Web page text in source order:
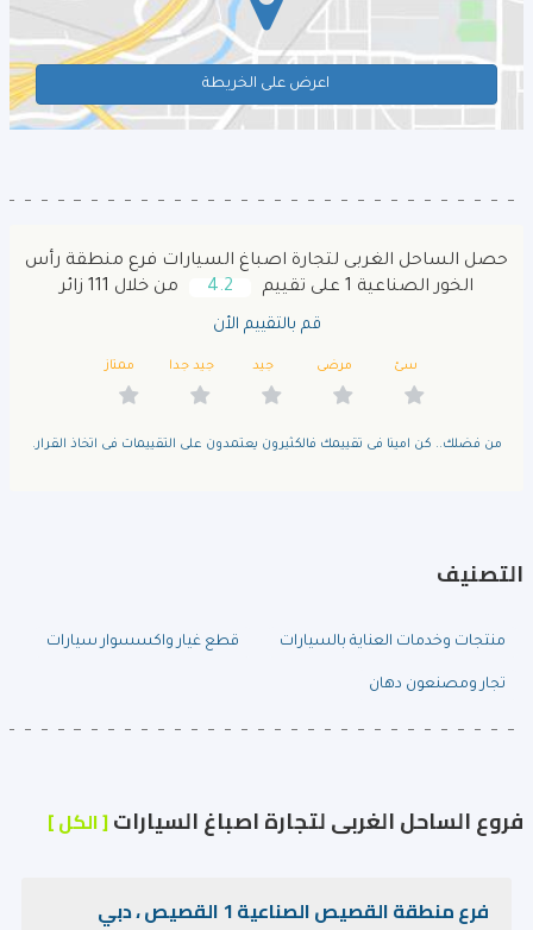
اعرض على الخريطة
حصل الساحل الغربى لتجارة اصباغ السيارات فرع منطقة رأس
الخور الصناعية 1 على تقييم
4.2 من خلال 111 زائر
قم بالتقييم الأن
سئ مرضى جيد جيد جدا ممتاز
من فضلك.. كن امينا فى تقييمك فالكثيرون يعتمدون على التقييمات فى اتخاذ القرار.
التصنيف
منتجات وخدمات العناية بالسيارات قطع غيار واكسسوار سيارات
تجار ومصنعون دهان
فروع الساحل الغربى لتجارة اصباغ السيارات[ الكل ]
فرع منطقة القصيص الصناعية 1 القصيص ، دبي